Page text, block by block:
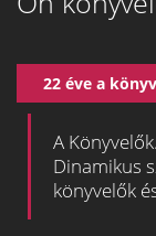
22 éve a
A
Dinamikus
könyvelők